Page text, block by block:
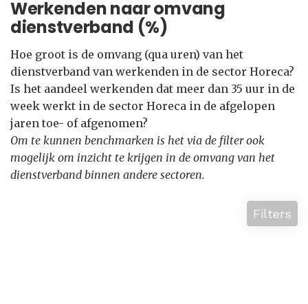
Werkenden naar omvang
dienstverband (%)
Hoe groot is de omvang (qua uren) van het
dienstverband van werkenden in de sector Horeca?
Is het aandeel werkenden dat meer dan 35 uur in de
week werkt in de sector Horeca in de afgelopen
jaren toe- of afgenomen?
Om te kunnen benchmarken is het via de filter ook
mogelijk om inzicht te krijgen in de omvang van het
dienstverband binnen andere sectoren.
Filters